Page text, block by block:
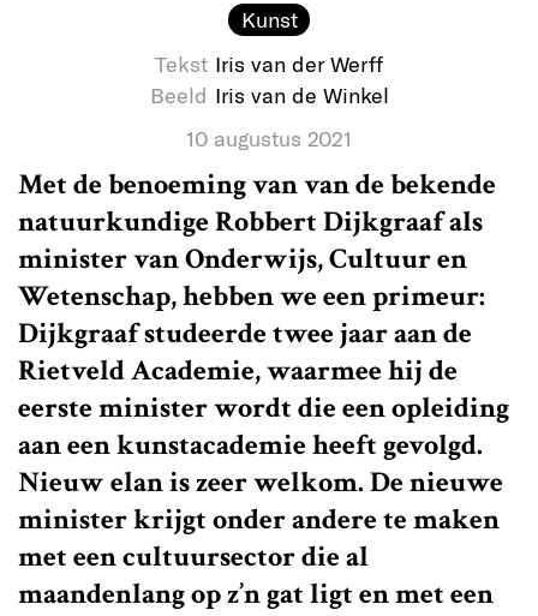
Kunst
Tekst Iris van der Werff
Beeld Iris van de Winkel
10 augustus 2021
Met de benoeming van van de bekende
natuurkundige Robbert Dijkgraaf als
minister van Onderwijs, Cultuur en
Wetenschap, hebben we een primeur:
Dijkgraaf studeerde twee jaar aan de
Rietveld Academie, waarmee hij de
eerste minister wordt die een opleiding
aan een kunstacademie heeft gevolgd.
Nieuw elan is zeer welkom. De nieuwe
minister krijgt onder andere te maken
met een cultuursector die al
maandenlang op z’n gat ligt en met een